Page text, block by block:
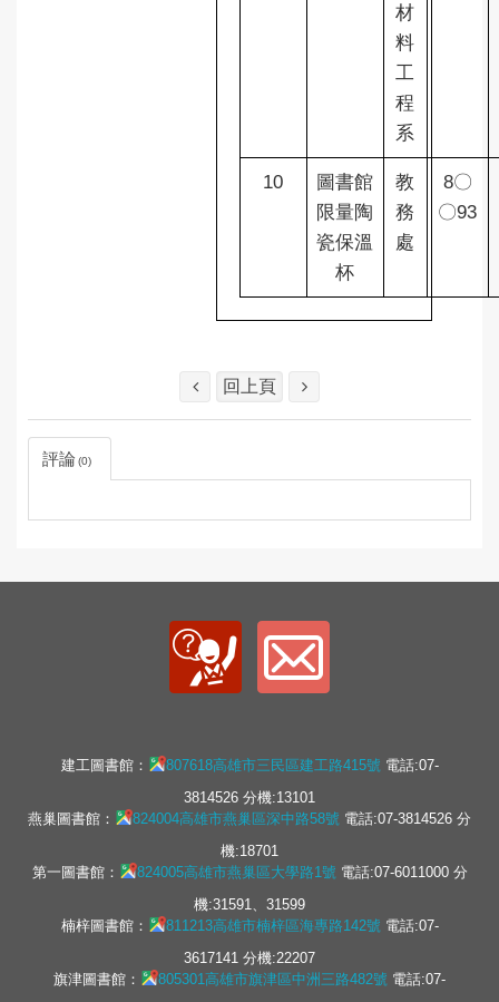
材
料
工
程
系
10
圖書館
限量陶
瓷保溫
杯
教
務
處
8〇
〇93
回上頁
評論 0
建工圖書館： 807618高雄市三民區建工路415號電話:07-
3814526 分機:13101
燕巢圖書館：
824004高雄市燕巢區深中路58號 電話:07-3814526 分
機:18701
第一圖書館：
824005高雄市燕巢區大學路1號電話:07-6011000 分
機:31591、31599
楠梓圖書館：
811213高雄市楠梓區海專路142號電話:07-
3617141 分機:22207
旗津圖書館：
805301高雄市旗津區中洲三路482號 電話:07-